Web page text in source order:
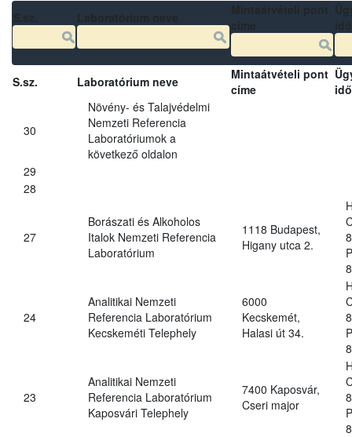
S.sz. Laboratórium neve
Mintaátvételi pont
címe
idő
30
Növény- és Talajvédelmi
Nemzeti Referencia
Laboratóriumok a
következő oldalon
29
28
27
Borászati és Alkoholos
Italok Nemzeti Referencia
Laboratórium
1118 Budapest,
Higany utca 2.
24
Analitikai Nemzeti
Referencia Laboratórium
Kecskeméti Telephely
6000
Kecskemét,
Halasi út 34.
23
Analitikai Nemzeti
Referencia Laboratórium
Kaposvári Telephely
7400 Kaposvár,
Cseri major